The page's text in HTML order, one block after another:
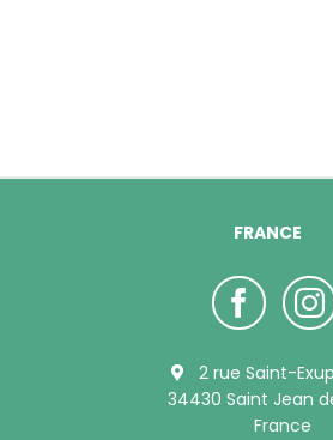
FRANCE
2 rue Saint-
34430 Saint Jean
France